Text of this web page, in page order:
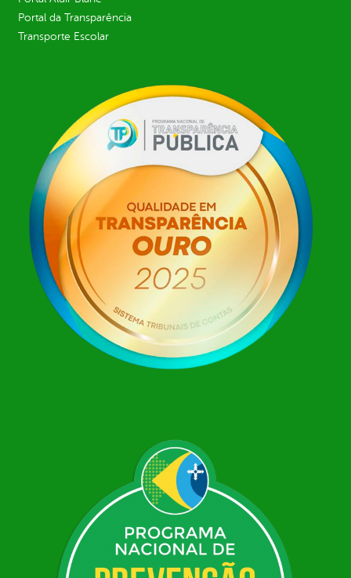
Portal da Transparência
Transporte Escolar